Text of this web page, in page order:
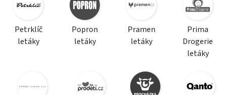
Petrklíč
letáky
Popron
letáky
Pramen
letáky
Prima
Drogerie
letáky